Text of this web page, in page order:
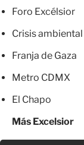
Foro Excélsior
Crisis ambiental
Franja de Gaza
Metro CDMX
El Chapo
Más Excelsior